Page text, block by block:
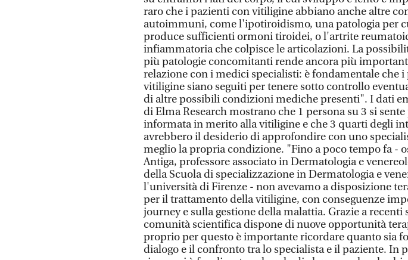
raro che i pazienti con vitiligine abbiano anche altre
autoimmuni, come l'ipotiroidismo, una patologia per
produce sufficienti ormoni tiroidei, o l'artrite
infiammatoria che colpisce le articolazioni. La
più patologie concomitanti rende ancora più
relazione con i medici specialisti: è fondamentale che
vitiligine siano seguiti per tenere sotto controllo
di altre possibili condizioni mediche presenti". I dati
di Elma Research mostrano che 1 persona su 3 si
informata in merito alla vitiligine e che 3 quarti degli
avrebbero il desiderio di approfondire con uno
meglio la propria condizione. "Fino a poco tempo fa -
Antiga, professore associato in Dermatologia e
della Scuola di specializzazione in Dermatologia e
l'università di Firenze - non avevamo a disposizione
per il trattamento della vitiligine, con conseguenze
journey e sulla gestione della malattia. Grazie a recenti
comunità scientifica dispone di nuove opportunità
proprio per questo è importante ricordare quanto sia
dialogo e il confronto tra lo specialista e il paziente. In